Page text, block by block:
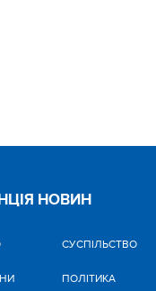
НОВИН
CУСПІЛЬСТВО
ПОЛІТИКА